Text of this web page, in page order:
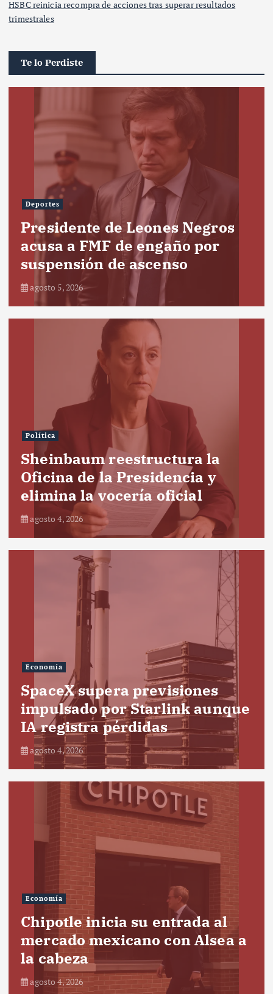
HSBC reinicia recompra de acciones tras superar resultados
trimestrales
Te lo Perdiste
Deportes
Presidente de Leones Negros
acusa a FMF de engaño por
suspensión de ascenso
agosto 5, 2026
Política
Sheinbaum reestructura la
Oficina de la Presidencia y
elimina la vocería oficial
agosto 4, 2026
Economía
SpaceX supera previsiones
impulsado por Starlink aunque
IA registra pérdidas
agosto 4, 2026
Economía
Chipotle inicia su entrada al
mercado mexicano con Alsea a
la cabeza
agosto 4, 2026